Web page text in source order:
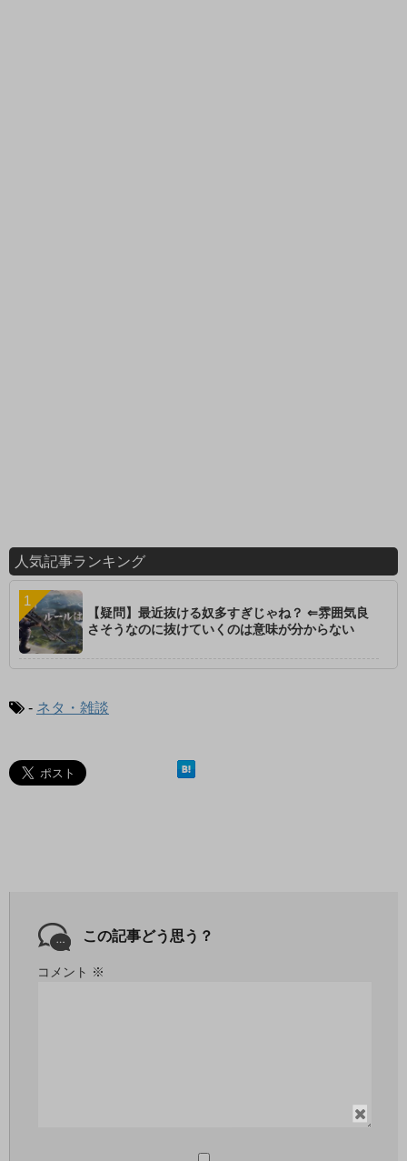
閉
人気記事ランキング
【疑問】最近抜ける奴多すぎじゃね？ ⇐雰囲気良
さそうなのに抜けていくのは意味が分からない
- ネタ・雑談
この記事どう思う？
コメント ※